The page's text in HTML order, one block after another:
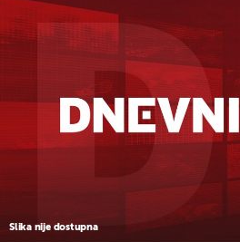
Slika nije dostupna